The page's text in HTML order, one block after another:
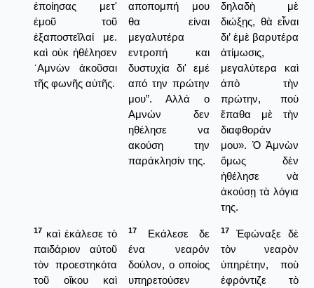
ἐποίησας μετ'
ἐμοῦ τοῦ
ἐξαποστεῖλαί με.
καὶ οὐκ ἠθέλησεν
᾿Αμνὼν ἀκοῦσαι
τῆς φωνῆς αὐτῆς.
αποπομπή μου
θα είναι
μεγαλυτέρα
εντροπή και
δυστυχία δι' εμέ
από την πρώτην
μου”. Αλλά ο
Αμνών δεν
ηθέλησε να
ακούση την
παράκλησίν της.
δηλαδὴ μὲ
διώξῃς, θὰ εἶναι
δι’ ἐμὲ βαρυτέρα
ἀτίμωσις,
μεγαλύτερα καὶ
ἀπὸ τὴν
πρώτην, ποὺ
ἔπαθα μὲ τὴν
διαφθοράν
μου». Ὁ Ἀμνὼν
ὅμως δὲν
ἠθέλησε νὰ
ἀκούσῃ τὰ λόγια
της.
17 καὶ ἐκάλεσε τὸ
παιδάριον αὐτοῦ
τὸν προεστηκότα
τοῦ οἴκου καὶ
17
Εκάλεσε δε
ένα νεαρόν
δούλον, ο οποίος
υπηρετούσεν
17
Ἐφώναξε δὲ
τὸν νεαρὸν
ὑπηρέτην, ποὺ
ἐφρόντιζε τὸ